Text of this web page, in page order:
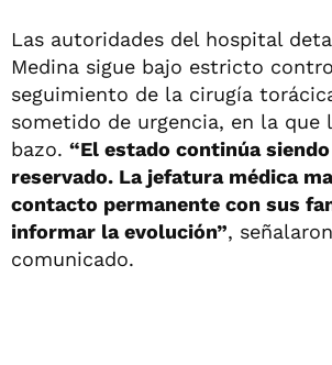
Las autoridades del hospital
Medina sigue bajo estricto
seguimiento de la cirugía
sometido de urgencia, en la que
bazo. “El estado continúa
reservado. La jefatura médica
contacto permanente con sus
informar la evolución”,
comunicado.